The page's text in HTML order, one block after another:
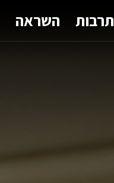
תרבות השראה